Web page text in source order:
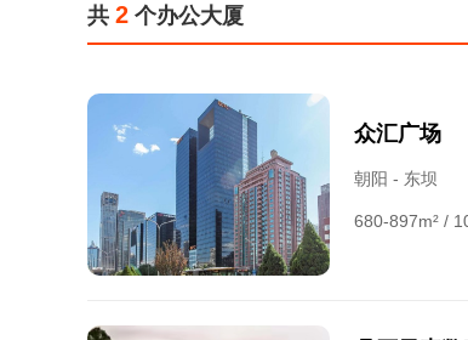
共 2 个办公大厦
众汇广场
朝阳 - 东坝
680-897m² /